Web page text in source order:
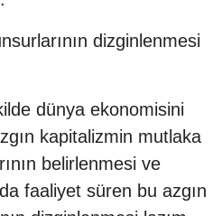
dizginlenmesi
dünya ekonomisini
kapitalizmin mutlaka
belirlenmesi ve
faaliyet süren bu azgın